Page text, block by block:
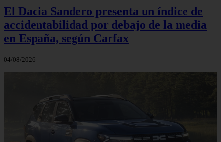
El Dacia Sandero presenta un índice de
accidentabilidad por debajo de la media
en España, según Carfax
04/08/2026